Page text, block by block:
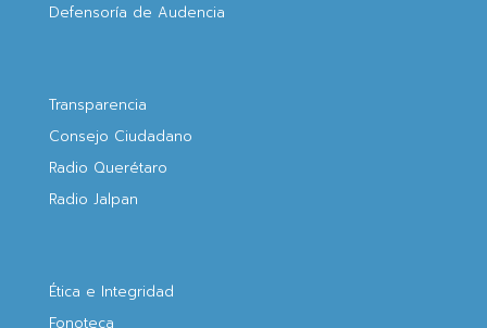
Defensoría de Audencia
Transparencia
Consejo Ciudadano
Radio Querétaro
Radio Jalpan
Ética e Integridad
Fonoteca